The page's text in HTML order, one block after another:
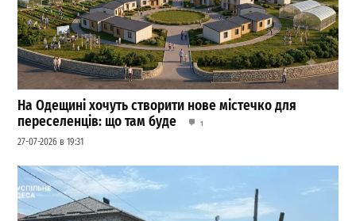
На Одещині хочуть створити нове містечко для
переселенців: що там буде
1
27-07-2026 в 19:31